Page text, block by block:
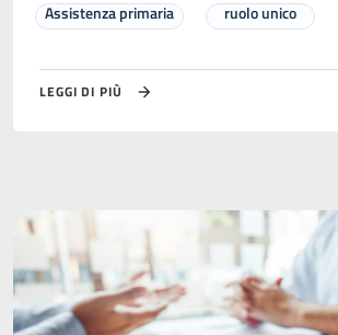
Assistenza primaria ruolo unico
LEGGI DI PIÙ